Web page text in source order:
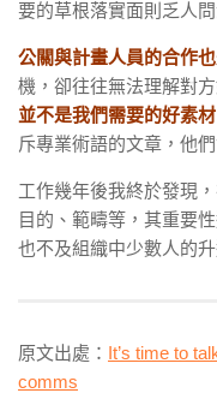
要的草根落實面則乏人問
公關與計畫人員的合作
機，卻往往無法理解對
並不是我們需要的好素材
斥專業術語的文章，他
工作幾年後我終於發現
目的、範疇等，其重要
也不及組織中少數人的
原文出處： It’s time to
comms